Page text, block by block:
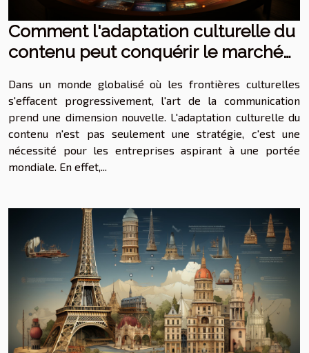
Comment l'adaptation culturelle du
contenu peut conquérir le marché
Dans un monde globalisé où les frontières culturelles
s'effacent progressivement, l'art de la communication
prend une dimension nouvelle. L'adaptation culturelle du
contenu n'est pas seulement une stratégie, c'est une
nécessité pour les entreprises aspirant à une portée
mondiale. En effet,...